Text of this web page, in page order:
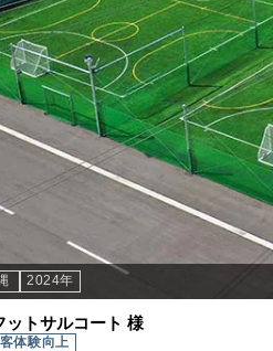
2024年
ットサルコート 様
体験向上